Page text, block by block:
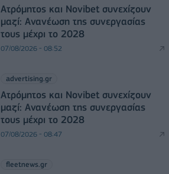
Ατρόμητος και Novibet συνεχίζουν
μαζί: Ανανέωση της συνεργασίας
τους μέχρι το 2028
07/08/2026 - 08:52
advertising.gr
Ατρόμητος και Novibet συνεχίζουν
μαζί: Ανανέωση της συνεργασίας
τους μέχρι το 2028
07/08/2026 - 08:47
fleetnews.gr